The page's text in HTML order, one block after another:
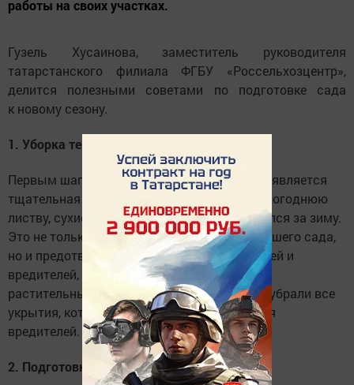
работы на своих участках.
Гузель Хусаинова, заместитель руководителя
татарстанского филиала ФГБУ «Россельхозцентр»,
делится полезными советами по подготовке сада
к новому сезону.
1. Уборка территории
Первым шагом к успешному началу сезона является
тщательная уборка участка. Удалите прошлогоднюю
листву, сухие ветки и мусор, который скопился за зиму.
Это не только улучшит эстетический вид вашего сада,
но и предотвратит распространение болезней и
вредителей, которые могли перезимовать в
растительных остатках. Убедитесь, что вы убрали все
укрытия, которые могут служить домом для
вредителей.
2. Подготовка почвы